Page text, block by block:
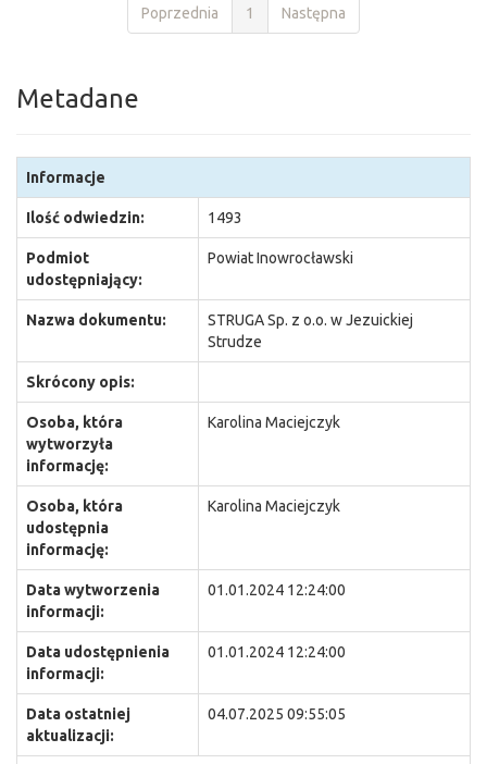
Poprzednia
1 Następna
Metadane
Informacje
Ilość odwiedzin: 1493
Podmiot
udostępniający:
Powiat Inowrocławski
Nazwa dokumentu:
STRUGA Sp. z o.o. w Jezuickiej
Strudze
Skrócony opis:
Osoba, która
wytworzyła
informację:
Karolina Maciejczyk
Osoba, która
udostępnia
informację:
Karolina Maciejczyk
Data wytworzenia
informacji:
01.01.2024 12:24:00
Data udostępnienia
informacji:
01.01.2024 12:24:00
Data ostatniej
aktualizacji:
04.07.2025 09:55:05